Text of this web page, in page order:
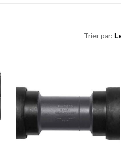
Trier par: